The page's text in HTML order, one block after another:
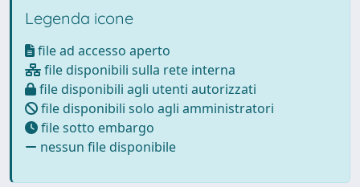
Legenda icone
file ad accesso aperto
file disponibili sulla rete interna
file disponibili agli utenti autorizzati
file disponibili solo agli amministratori
file sotto embargo
nessun file disponibile